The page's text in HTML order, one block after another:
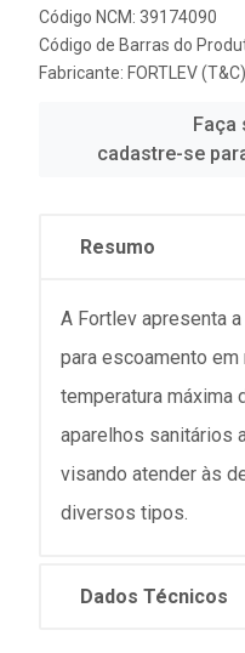
Código NCM: 39174090
Código de Barras do
Fabricante: FORTLEV (T&C)
Faça
cadastre-se
Resumo
A Fortlev apresenta a
para escoamento
temperatura máxima
aparelhos sanitários
visando atender às
diversos tipos.
Dados Técnicos